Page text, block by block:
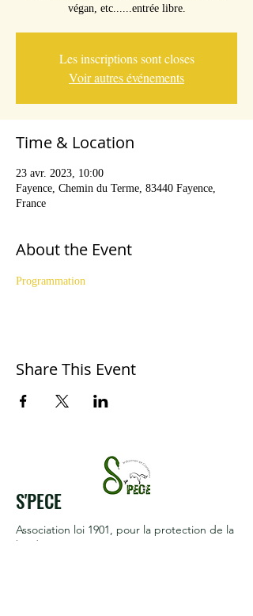
végan, etc......entrée libre.
Les inscriptions sont closes
Voir autres événements
Time & Location
23 avr. 2023, 10:00
Fayence, Chemin du Terme, 83440 Fayence,
France
About the Event
Programmation
Share This Event
S'PECE
Association loi 1901, pour la protection de la
biodiversité.